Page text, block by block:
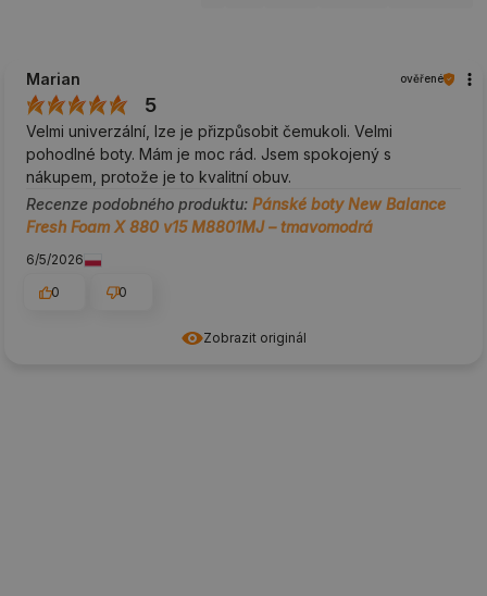
Zobrazit originál
Marian ověřené
5
Velmi univerzální, lze je přizpůsobit čemukoli. Velmi
pohodlné boty. Mám je moc rád. Jsem spokojený s
nákupem, protože je to kvalitní obuv.
Recenze podobného produktu: Pánské boty New Balance
Fresh Foam X 880 v15 M8801MJ – tmavomodrá
6/5/2026
0
0